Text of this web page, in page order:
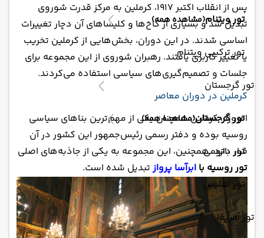
تور ویتنام(مشاهده همه)
تور ترکیبی ویتنام
تور گرجستان
تور گرجستان(مشاهده همه)
تور باتومی
تور تفلیس
تور آفریقا
پس از انقلاب اکتبر 1917، کرملین به مرکز قدرت شوروی
تبدیل شد و بسیاری از کاخ‌ها و کلیساهای آن دچار تغییرات
اساسی شدند. در این دوران، بخش‌هایی از کرملین تخریب
یا تغییر کاربری یافتند. رهبران شوروی از این مجموعه برای
جلسات و تصمیم‌گیری‌های سیاسی استفاده می‌کردند.
کرملین در دوران معاصر
امروزه، کرملین همچنان یکی از مهم‌ترین بناهای سیاسی
روسیه بوده و دفتر رسمی رئیس‌جمهور این کشور در آن
قرار دارد. همچنین، این مجموعه به یکی از جاذبه‌های اصلی
تور روسیه با ابرآسا پروازتبدیل شده است.